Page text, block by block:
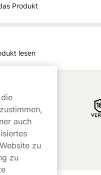
Produkt
lesen
auch
zu
zu